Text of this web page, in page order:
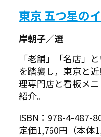
東京 五つ星の
岸朝子／選
「老舗」「名店」
を踏襲し，東京と
理専門店と看板メ
紹介。
ISBN：978-4-487-
定価1,760円（本体